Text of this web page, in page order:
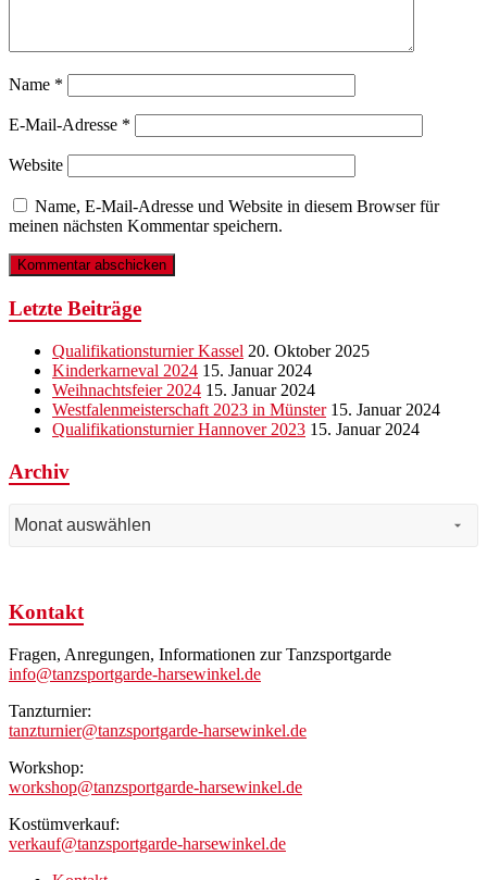
Name *
E-Mail-Adresse *
Website
Name, E-Mail-Adresse und Website in diesem Browser für
meinen nächsten Kommentar speichern.
Letzte Beiträge
Qualifikationsturnier Kassel 20. Oktober 2025
Kinderkarneval 2024 15. Januar 2024
Weihnachtsfeier 2024 15. Januar 2024
Westfalenmeisterschaft 2023 in Münster 15. Januar 2024
Qualifikationsturnier Hannover 2023 15. Januar 2024
Archiv
Kontakt
Fragen, Anregungen, Informationen zur Tanzsportgarde
info@tanzsportgarde-harsewinkel.de
Tanzturnier:
tanzturnier@tanzsportgarde-harsewinkel.de
Workshop:
workshop@tanzsportgarde-harsewinkel.de
Kostümverkauf:
verkauf@tanzsportgarde-harsewinkel.de